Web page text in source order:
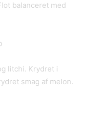
balanceret med
litchi. Krydret i
smag af melon.